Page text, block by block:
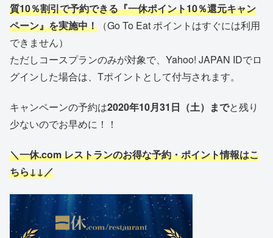
質10％割引で予約できる『一休ポイント10％還元キャン
ペーン』を実施中！ （Go To Eat ポイントはすぐには利用
できません）
ただしコースプランのみが対象で、Yahoo! JAPAN IDでロ
グインした場合は、Tポイントとして付与されます。
キャンペーンの予約は2020年10月31日（土）までと残り
少ないのでお早めに！！
＼一休.com レストランのお得な予約・ポイント情報はこ
ちら↓↓／